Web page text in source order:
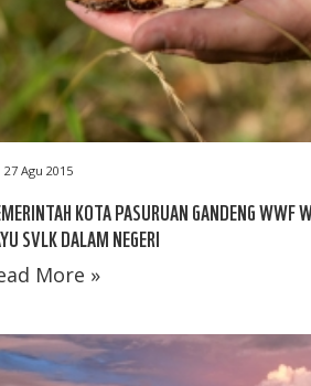
27 Agu 2015
KOTA PASURUAN GANDENG WWF
SVLK DALAM NEGERI
More »